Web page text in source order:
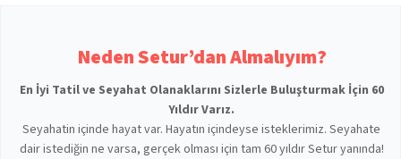
Neden Setur’dan Almalıyım?
En İyi Tatil ve Seyahat Olanaklarını Sizlerle Buluşturmak İçin 60
Yıldır Varız.
Seyahatin içinde hayat var. Hayatın içindeyse isteklerimiz. Seyahate
dair istediğin ne varsa, gerçek olması için tam 60 yıldır Setur yanında!